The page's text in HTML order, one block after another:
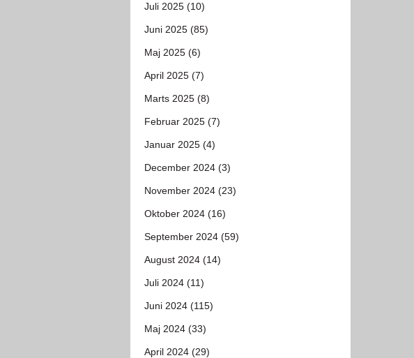
Juli 2025 (10)
Juni 2025 (85)
Maj 2025 (6)
April 2025 (7)
Marts 2025 (8)
Februar 2025 (7)
Januar 2025 (4)
December 2024 (3)
November 2024 (23)
Oktober 2024 (16)
September 2024 (59)
August 2024 (14)
Juli 2024 (11)
Juni 2024 (115)
Maj 2024 (33)
April 2024 (29)